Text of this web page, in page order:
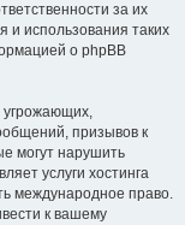
за их
и использования таких
о phpBB
угрожающих,
призывов к
могут нарушить
услуги хостинга
международное право.
к вашему